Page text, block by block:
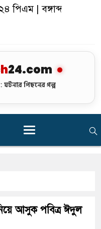
পিএম |বঙ্গাব্দ
24.com
ঘটনার পিছনের গল্প
আসুক পবিত্র ঈদুল